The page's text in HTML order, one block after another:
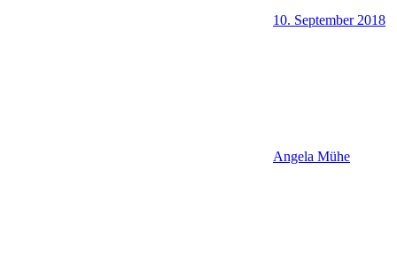
10. September 2018
Angela Mühe